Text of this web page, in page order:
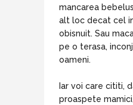
mancarea
alt loc decat cel
obisnuit. Sau
pe o terasa,
oameni.
Iar voi care cititi,
proaspete